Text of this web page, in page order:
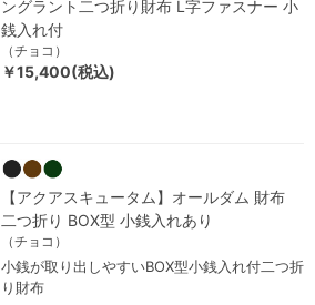
ングラント二つ折り財布 L字ファスナー 小
銭入れ付
（チョコ）
￥15,400(税込)
【アクアスキュータム】オールダム 財布
二つ折り BOX型 小銭入れあり
（チョコ）
小銭が取り出しやすいBOX型小銭入れ付二つ折
り財布